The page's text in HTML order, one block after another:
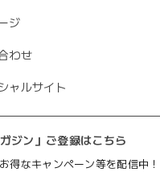
ジ
わせ
ャルサイト
ガジン」ご登録はこちら
得なキャンペーン等を配信中！